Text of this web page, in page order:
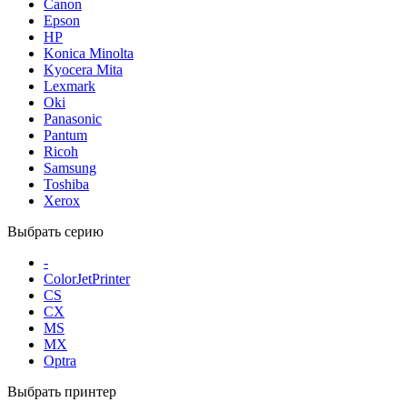
Canon
Epson
HP
Konica Minolta
Kyocera Mita
Lexmark
Oki
Panasonic
Pantum
Ricoh
Samsung
Toshiba
Xerox
Выбрать серию
-
ColorJetPrinter
CS
CX
MS
MX
Optra
Выбрать принтер